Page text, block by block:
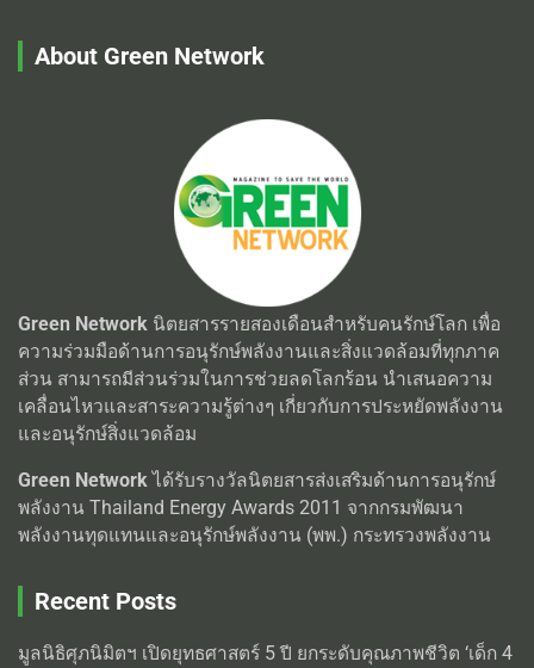
About Green Network
Green Network นิตยสารรายสองเดือนสำหรับคนรักษ์โลก เพื่อ
ความร่วมมือด้านการอนุรักษ์พลังงานและสิ่งแวดล้อมที่ทุกภาค
ส่วน สามารถมีส่วนร่วมในการช่วยลดโลกร้อน นำเสนอความ
เคลื่อนไหวและสาระความรู้ต่างๆ เกี่ยวกับการประหยัดพลังงาน
และอนุรักษ์สิ่งแวดล้อม
Green Networkได้รับรางวัลนิตยสารส่งเสริมด้านการอนุรักษ์
พลังงาน Thailand Energy Awards 2011 จากกรมพัฒนา
พลังงานทุดแทนและอนุรักษ์พลังงาน (พพ.) กระทรวงพลังงาน
Recent Posts
มูลนิธิศุภนิมิตฯ เปิดยุทธศาสตร์ 5 ปี ยกระดับคุณภาพชีวิต ‘เด็ก 4